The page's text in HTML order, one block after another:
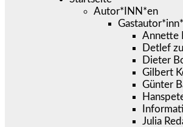
Autor*INN*en
Annette
Detlef
Dieter
Gilbert
Günter
Julia